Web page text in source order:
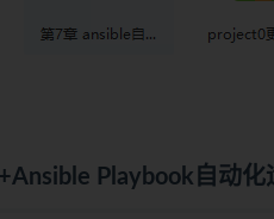
+Ansible Playbook自动化